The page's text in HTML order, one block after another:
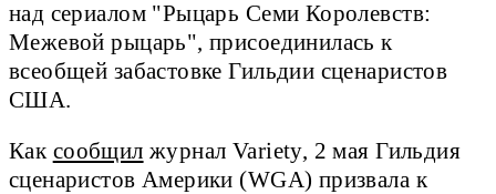
над сериалом "Рыцарь Семи Королевств:
Межевой рыцарь", присоединилась к
всеобщей забастовке Гильдии сценаристов
США.
Как сообщил журнал Variety, 2 мая Гильдия
сценаристов Америки (WGA) призвала к